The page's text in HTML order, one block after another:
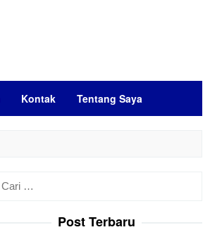
Kontak Tentang Saya
Post Terbaru